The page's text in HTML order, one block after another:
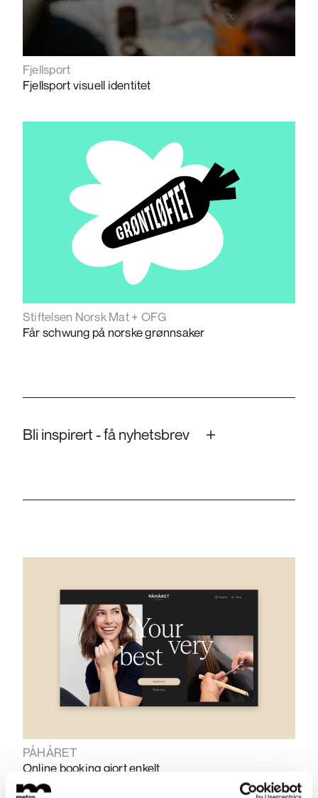
Fjellsport
Fjellsport visuell identitet
Stiftelsen Norsk Mat + OFG
Får schwung på norske grønnsaker
Bli inspirert - få nyhetsbrev
PÅHÅRET
Online booking gjort enkelt